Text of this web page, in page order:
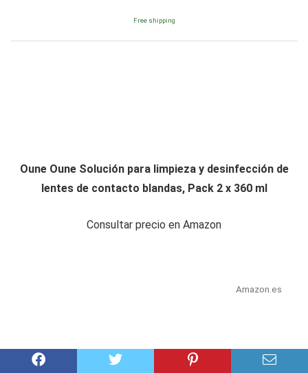
Free shipping
Oune Oune Solución para limpieza y desinfección de
lentes de contacto blandas, Pack 2 x 360 ml
Consultar precio en Amazon
Amazon.es